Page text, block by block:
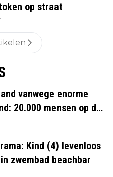
op straat
vanwege enorme
20.000 mensen op de
Kind (4) levenloos
zwembad beachbar